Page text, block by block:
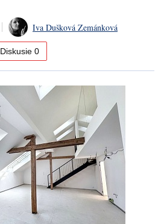
Iva Dušková Zemánková
Diskusie 0